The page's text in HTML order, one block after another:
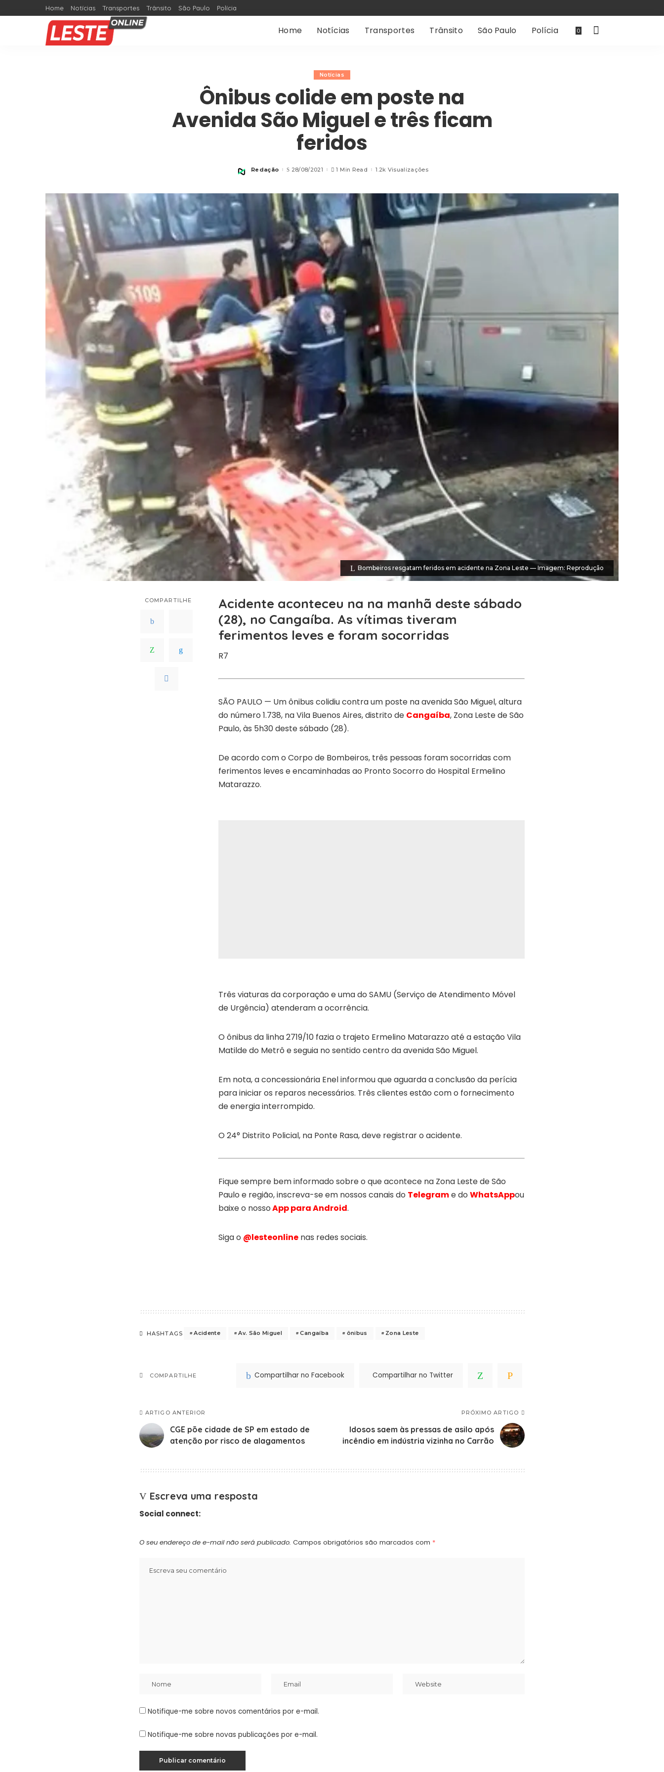
Home Notícias Transportes Trânsito São Paulo Polícia
Home Notícias Transportes Trânsito São Paulo Polícia 0
Notícias
Ônibus colide em poste na
Avenida São Miguel e três ficam
feridos
Posted
Redação 28/08/2021 1 Min Read 1.2k Visualizações
Bombeiros resgatam feridos em acidente na Zona Leste — Imagem: Reprodução
COMPARTILHE
Acidente aconteceu na na manhã deste sábado
(28), no Cangaíba. As vítimas tiveram
ferimentos leves e foram socorridas
R7
SÃO PAULO — Um ônibus colidiu contra um poste na avenida São Miguel, altura
do número 1.738, na Vila Buenos Aires, distrito de Cangaíba, Zona Leste de São
Paulo, às 5h30 deste sábado (28).
De acordo com o Corpo de Bombeiros, três pessoas foram socorridas com
ferimentos leves e encaminhadas ao Pronto Socorro do Hospital Ermelino
Matarazzo.
Três viaturas da corporação e uma do SAMU (Serviço de Atendimento Móvel
de Urgência) atenderam a ocorrência.
O ônibus da linha 2719/10 fazia o trajeto Ermelino Matarazzo até a estação Vila
Matilde do Metrô e seguia no sentido centro da avenida São Miguel.
Em nota, a concessionária Enel informou que aguarda a conclusão da perícia
para iniciar os reparos necessários. Três clientes estão com o fornecimento
de energia interrompido.
O 24° Distrito Policial, na Ponte Rasa, deve registrar o acidente.
Fique sempre bem informado sobre o que acontece na Zona Leste de São
Paulo e região, inscreva-se em nossos canais do Telegrame do WhatsAppou
baixe o nossoApp para Android.
Siga o @lesteonline nas redes sociais.
HASHTAGS Acidente Av. São Miguel Cangaíba ônibus Zona Leste
COMPARTILHE Compartilhar no Facebook Compartilhar no Twitter
ARTIGO ANTERIOR
CGE põe cidade de SP em estado de
atenção por risco de alagamentos
PRÓXIMO ARTIGO
Idosos saem às pressas de asilo após
incêndio em indústria vizinha no Carrão
Escreva uma resposta
Social connect:
O seu endereço de e-mail não será publicado. Campos obrigatórios são marcados com *
Notifique-me sobre novos comentários por e-mail.
Notifique-me sobre novas publicações por e-mail.